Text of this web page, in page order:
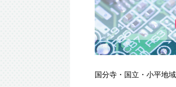
国分寺・国立・小平地